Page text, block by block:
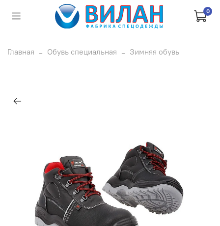
0
Главная Обувь специальная Зимняя обувь